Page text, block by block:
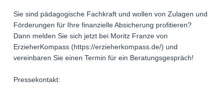
Sie sind pädagogische Fachkraft und wollen von Zulagen und
Förderungen für Ihre finanzielle Absicherung profitieren?
Dann melden Sie sich jetzt bei Moritz Franze von
ErzieherKompass (https://erzieherkompass.de/) und
vereinbaren Sie einen Termin für ein Beratungsgespräch!
Pressekontakt: